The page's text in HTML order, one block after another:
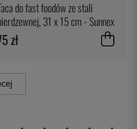
do fast foodów ze stali
31 x 15 cm - Sunnex
zł